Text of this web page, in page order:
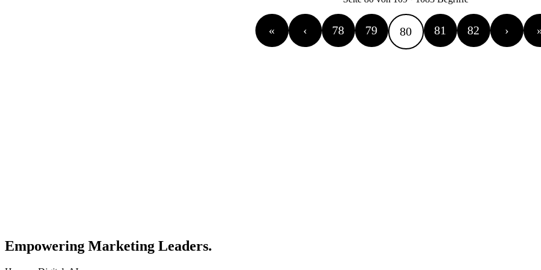
« ‹ 78 79 80 81 82 ›
Empowering Marketing Leaders.